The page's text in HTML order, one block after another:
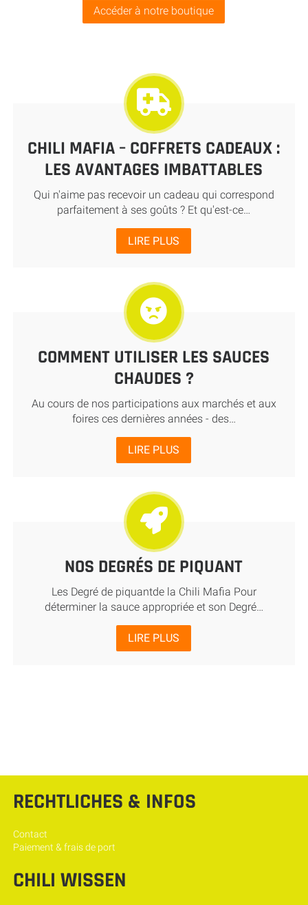
Accéder à notre boutique
CHILI MAFIA – COFFRETS CADEAUX :
LES AVANTAGES IMBATTABLES
Qui n'aime pas recevoir un cadeau qui correspond
parfaitement à ses goûts ? Et qu'est-ce…
LIRE PLUS
COMMENT UTILISER LES SAUCES
CHAUDES ?
Au cours de nos participations aux marchés et aux
foires ces dernières années - des…
LIRE PLUS
NOS DEGRÉS DE PIQUANT
Les Degré de piquantde la Chili Mafia Pour
déterminer la sauce appropriée et son Degré…
LIRE PLUS
RECHTLICHES & INFOS
Contact
Paiement & frais de port
CHILI WISSEN